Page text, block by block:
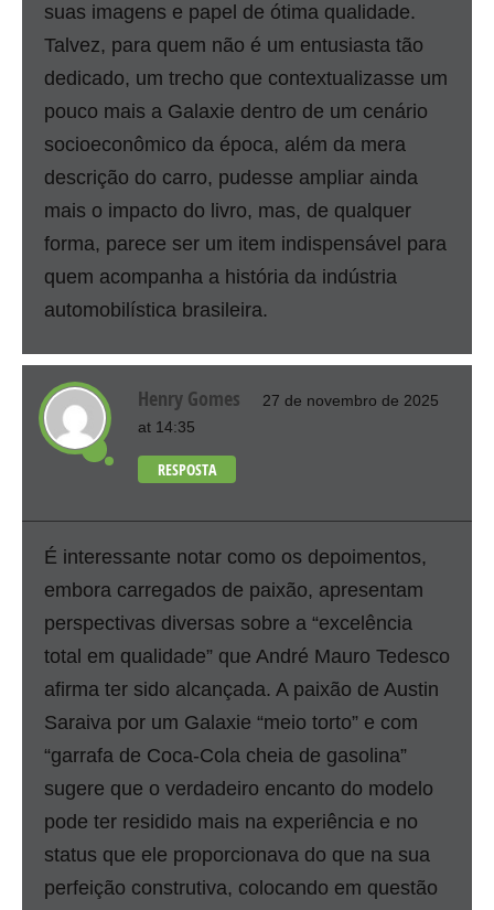
suas imagens e papel de ótima qualidade.
Talvez, para quem não é um entusiasta tão
dedicado, um trecho que contextualizasse um
pouco mais a Galaxie dentro de um cenário
socioeconômico da época, além da mera
descrição do carro, pudesse ampliar ainda
mais o impacto do livro, mas, de qualquer
forma, parece ser um item indispensável para
quem acompanha a história da indústria
automobilística brasileira.
Henry Gomes
27 de novembro de 2025
at 14:35
RESPOSTA
É interessante notar como os depoimentos,
embora carregados de paixão, apresentam
perspectivas diversas sobre a “excelência
total em qualidade” que André Mauro Tedesco
afirma ter sido alcançada. A paixão de Austin
Saraiva por um Galaxie “meio torto” e com
“garrafa de Coca-Cola cheia de gasolina”
sugere que o verdadeiro encanto do modelo
pode ter residido mais na experiência e no
status que ele proporcionava do que na sua
perfeição construtiva, colocando em questão